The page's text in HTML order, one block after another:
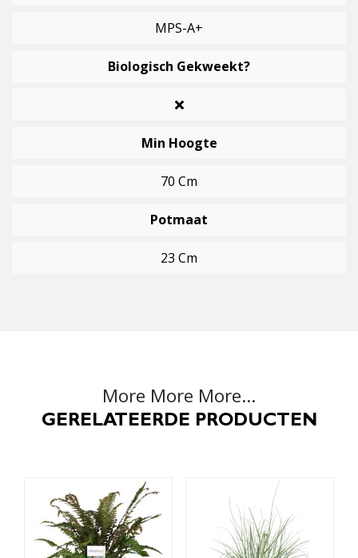
MPS-A+
Biologisch Gekweekt?
Min Hoogte
70 Cm
Potmaat
23 Cm
More More More...
GERELATEERDE PRODUCTEN